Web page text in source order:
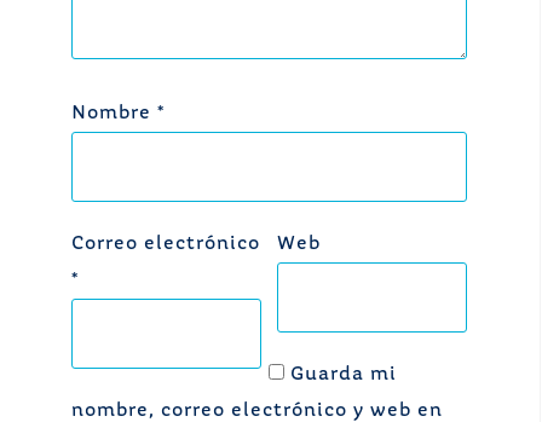
Nombre *
Correo electrónico
*
Web
Guarda mi
nombre, correo electrónico y web en